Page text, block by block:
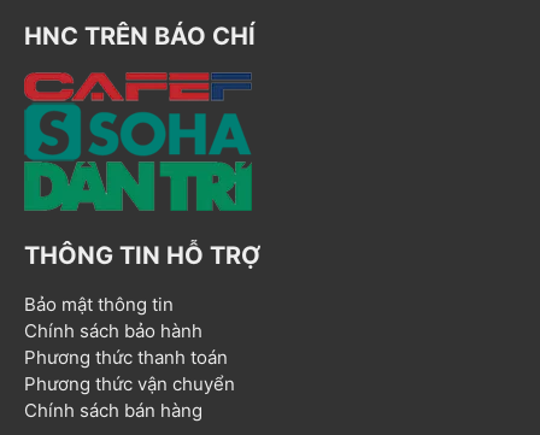
HNC TRÊN BÁO CHÍ
THÔNG TIN HỖ TRỢ
Bảo mật thông tin
Chính sách bảo hành
Phương thức thanh toán
Phương thức vận chuyển
Chính sách bán hàng